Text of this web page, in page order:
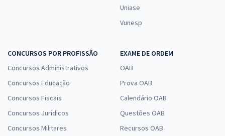
Uniase
Vunesp
CONCURSOS POR PROFISSÃO
Concursos Administrativos
Concursos Educação
Concursos Fiscais
Concursos Jurídicos
Concursos Militares
EXAME DE ORDEM
OAB
Prova OAB
Calendário OAB
Questões OAB
Recursos OAB